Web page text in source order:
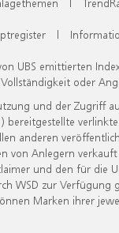
|
UBS emittierten
oder
und der Zugriff
anderen
Anlegern
und den für die
zur Verfügung
Marken ihrer